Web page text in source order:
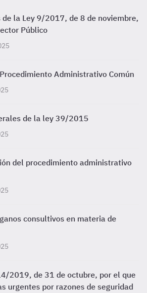
de la Ley 9/2017, de 8 de noviembre,
Público
Administrativo Común
de la ley 39/2015
del procedimiento administrativo
consultivos en materia de
2019, de 31 de octubre, por el que
urgentes por razones de seguridad